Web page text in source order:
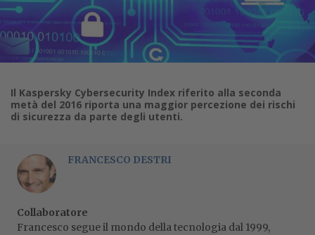
Il Kaspersky Cybersecurity Index riferito alla seconda
metà del 2016 riporta una maggior percezione dei rischi
di sicurezza da parte degli utenti.
FRANCESCO DESTRI
Collaboratore
Francesco segue il mondo della tecnologia dal 1999,